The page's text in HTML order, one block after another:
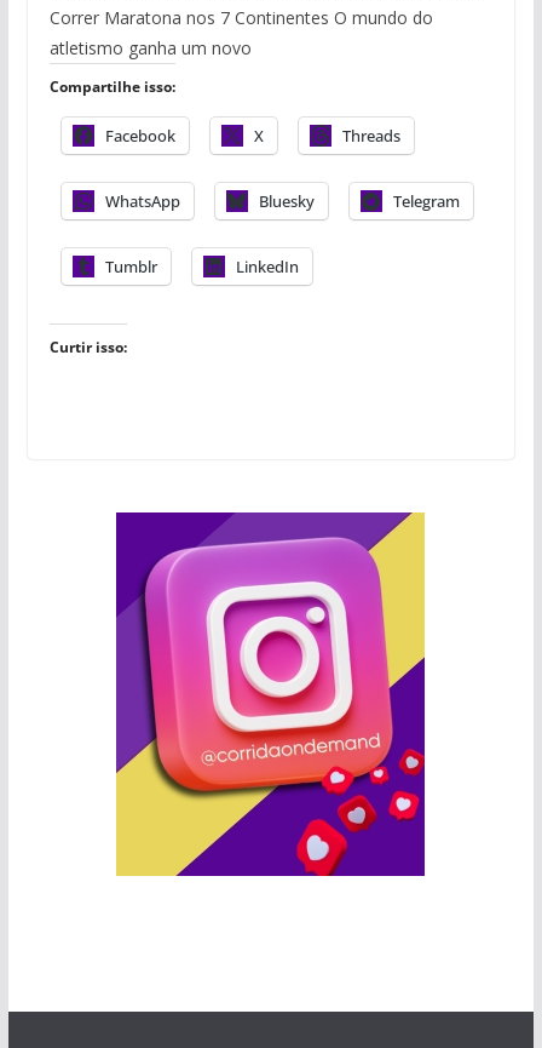
Correr Maratona nos 7 Continentes O mundo do
atletismo ganha um novo
Compartilhe isso:
Facebook X Threads
WhatsApp Bluesky Telegram
Tumblr LinkedIn
Curtir isso: